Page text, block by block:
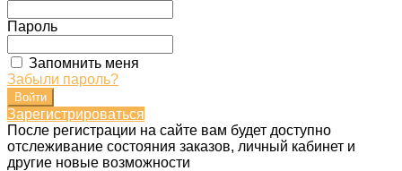
Пароль
Запомнить меня
Забыли пароль?
Зарегистрироваться
После регистрации на сайте вам будет доступно
отслеживание состояния заказов, личный кабинет и
другие новые возможности